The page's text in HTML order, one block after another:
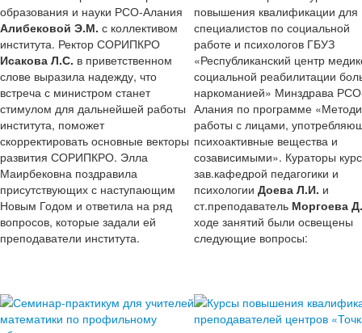
образования и науки РСО-Алания
Алибековой Э.М. с коллективом
института. Ректор СОРИПКРО
Исакова Л.С. в приветственном
слове выразила надежду, что
встреча с министром станет
стимулом для дальнейшей работы
института, поможет
скорректировать основные векторы
развития СОРИПКРО. Элла
Маирбековна поздравила
присутствующих с наступающим
Новым Годом и ответила на ряд
вопросов, которые задали ей
преподаватели института.
повышения квалификации для
специалистов по социальной
работе и психологов ГБУЗ
«Республиканский центр
социальной реабилитации
наркоманией» Минздрава
Алания по программе
работы с лицами,
психоактивные вещества и
созависимыми». Кураторы
зав.кафедрой педагогики и
психологии Доева Л.И. и
ст.преподаватель Моргоева
ходе занятий были освещены
следующие вопросы: